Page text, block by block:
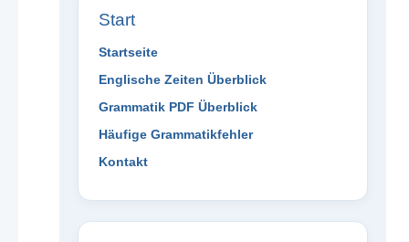
Start
Startseite
Englische Zeiten Überblick
Grammatik PDF Überblick
Häufige Grammatikfehler
Kontakt